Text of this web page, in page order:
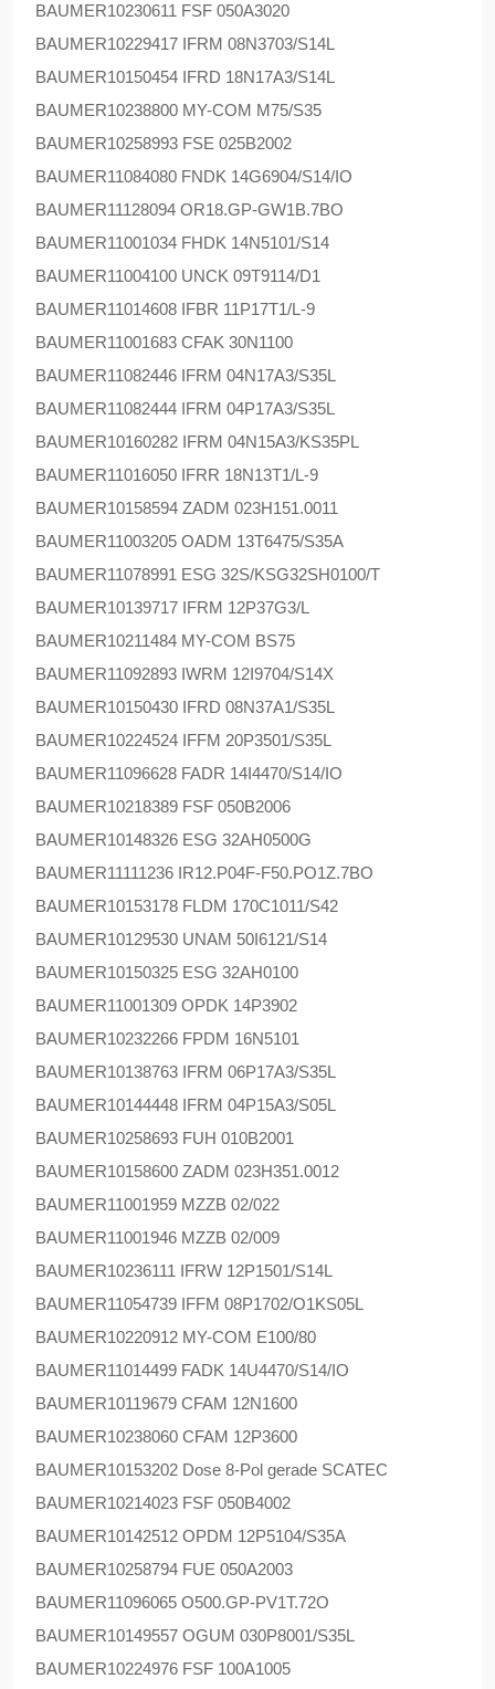
BAUMER10230611 FSF 050A3020
BAUMER10229417 IFRM 08N3703/S14L
BAUMER10150454 IFRD 18N17A3/S14L
BAUMER10238800 MY-COM M75/S35
BAUMER10258993 FSE 025B2002
BAUMER11084080 FNDK 14G6904/S14/IO
BAUMER11128094 OR18.GP-GW1B.7BO
BAUMER11001034 FHDK 14N5101/S14
BAUMER11004100 UNCK 09T9114/D1
BAUMER11014608 IFBR 11P17T1/L-9
BAUMER11001683 CFAK 30N1100
BAUMER11082446 IFRM 04N17A3/S35L
BAUMER11082444 IFRM 04P17A3/S35L
BAUMER10160282 IFRM 04N15A3/KS35PL
BAUMER11016050 IFRR 18N13T1/L-9
BAUMER10158594 ZADM 023H151.0011
BAUMER11003205 OADM 13T6475/S35A
BAUMER11078991 ESG 32S/KSG32SH0100/T
BAUMER10139717 IFRM 12P37G3/L
BAUMER10211484 MY-COM BS75
BAUMER11092893 IWRM 12I9704/S14X
BAUMER10150430 IFRD 08N37A1/S35L
BAUMER10224524 IFFM 20P3501/S35L
BAUMER11096628 FADR 14I4470/S14/IO
BAUMER10218389 FSF 050B2006
BAUMER10148326 ESG 32AH0500G
BAUMER11111236 IR12.P04F-F50.PO1Z.7BO
BAUMER10153178 FLDM 170C1011/S42
BAUMER10129530 UNAM 50I6121/S14
BAUMER10150325 ESG 32AH0100
BAUMER11001309 OPDK 14P3902
BAUMER10232266 FPDM 16N5101
BAUMER10138763 IFRM 06P17A3/S35L
BAUMER10144448 IFRM 04P15A3/S05L
BAUMER10258693 FUH 010B2001
BAUMER10158600 ZADM 023H351.0012
BAUMER11001959 MZZB 02/022
BAUMER11001946 MZZB 02/009
BAUMER10236111 IFRW 12P1501/S14L
BAUMER11054739 IFFM 08P1702/O1KS05L
BAUMER10220912 MY-COM E100/80
BAUMER11014499 FADK 14U4470/S14/IO
BAUMER10119679 CFAM 12N1600
BAUMER10238060 CFAM 12P3600
BAUMER10153202 Dose 8-Pol gerade SCATEC
BAUMER10214023 FSF 050B4002
BAUMER10142512 OPDM 12P5104/S35A
BAUMER10258794 FUE 050A2003
BAUMER11096065 O500.GP-PV1T.72O
BAUMER10149557 OGUM 030P8001/S35L
BAUMER10224976 FSF 100A1005